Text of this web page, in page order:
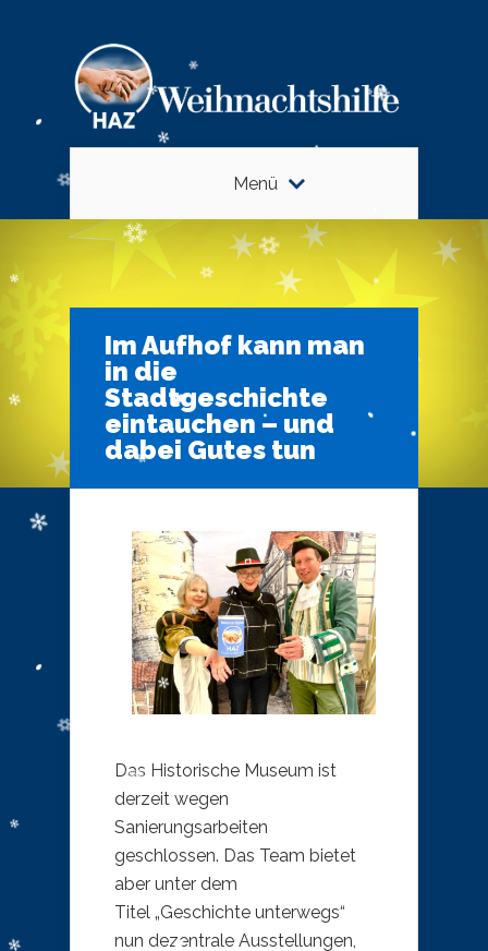
Menü
Im Aufhof kann man
in die
Stadtgeschichte
eintauchen – und
dabei Gutes tun
Das Historische Museum ist
derzeit wegen
Sanierungsarbeiten
geschlossen. Das Team bietet
aber unter dem
Titel „Geschichte unterwegs“
nun dezentrale Ausstellungen,